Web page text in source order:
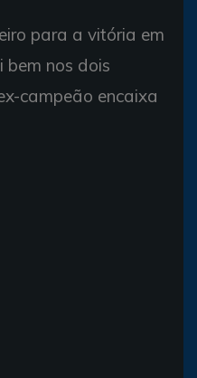
para a vitória em
bem nos dois
campeão encaixa